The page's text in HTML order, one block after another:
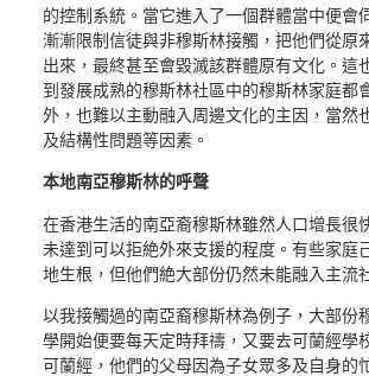
的控制系統。當它進入了一個群體當中便會
漸漸限制信徒與非穆斯林接觸，把他們從原
出來，最終甚至會毀滅該群體原有文化。這
到發展成熟的穆斯林社區中的穆斯林家庭都
外，也難以主動融入周邊文化的主因，當然
及結構性問題等因素。
本地南亞穆斯林的呼聲
在香港生活的南亞裔穆斯林雖然人口增長很
未達到可以拒絶外來支援的程度。有些家庭
地生根，但他們絶大部份仍然未能融入主流
以我接觸過的南亞裔穆斯林為例子，大部份
學開始便要每天定時拜禱，又要去可蘭經學
可蘭經，他們的父母因為子女眾多及自身的